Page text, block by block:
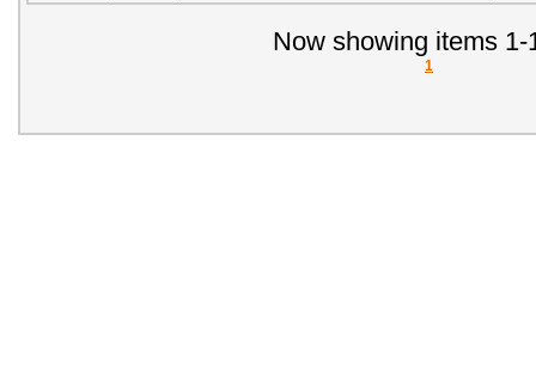
Now showing items 1-
1